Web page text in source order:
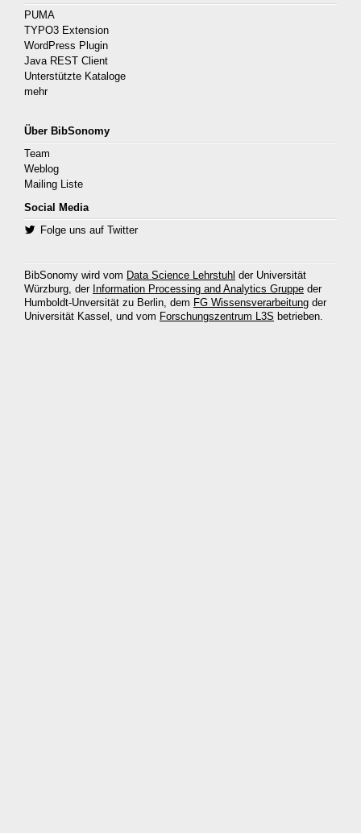
PUMA
TYPO3 Extension
WordPress Plugin
Java REST Client
Unterstützte Kataloge
mehr
Über BibSonomy
Team
Weblog
Mailing Liste
Social Media
Folge uns auf Twitter
BibSonomy wird vom Data Science Lehrstuhl der Universität
Würzburg, der Information Processing and Analytics Gruppe der
Humboldt-Unversität zu Berlin, dem FG Wissensverarbeitung der
Universität Kassel, und vom Forschungszentrum L3S betrieben.